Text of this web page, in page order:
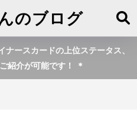
のブログ
ナースカードの上位ステータス、
紹介が可能です！ ＊